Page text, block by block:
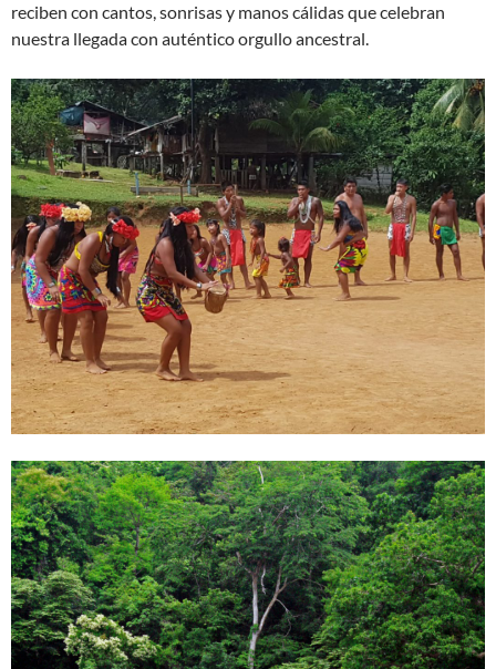
reciben con cantos, sonrisas y manos cálidas que celebran
nuestra llegada con auténtico orgullo ancestral.